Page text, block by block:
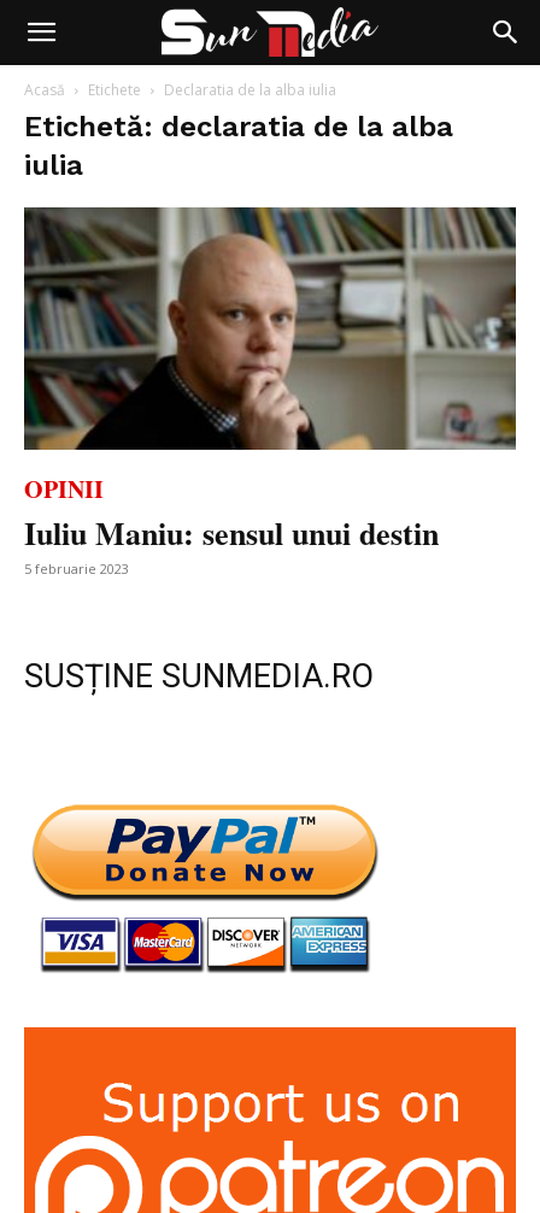
Acasă Etichete Declaratia de la alba iulia
Etichetă: declaratia de la alba
iulia
OPINII
Iuliu Maniu: sensul unui destin
5 februarie 2023
SUSȚINE SUNMEDIA.RO